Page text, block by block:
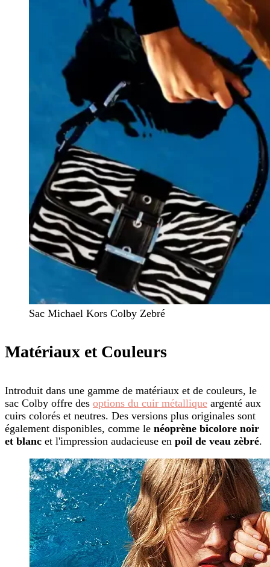
Sac Michael Kors Colby Zebré
Matériaux et Couleurs
Introduit dans une gamme de matériaux et de couleurs, le
sac Colby offre des options du cuir métallique argenté aux
cuirs colorés et neutres. Des versions plus originales sont
également disponibles, comme le néoprène bicolore noir
et blanc et l'impression audacieuse en poil de veau zèbré.